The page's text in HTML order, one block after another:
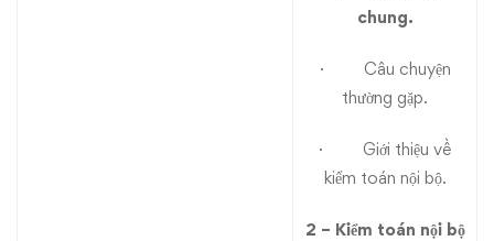
chung.
· Câu chuyện
thường gặp.
· Giới thiệu về
kiểm toán nội bộ.
2 – Kiểm toán nội bộ